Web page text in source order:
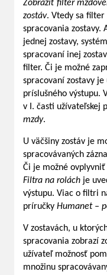
Zobraziť filter
zostáv. Vtedy sa filter
spracovania zostavy.
jednej zostavy,
spracovaní inej
filter. Či je možné
spracovaní zostavy
príslušného výstupu.
v I. časti užívateľskej
mzdy.
U väčšiny zostáv je
spracovávaných
Či je možné ovplyvniť
Filtra na rolách je
výstupu. Viac o filtri
príručky Humanet –
V zostavách, u
spracovania zobrazí
užívateľ možnosť
množinu